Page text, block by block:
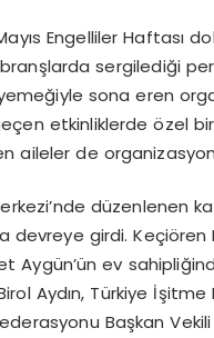
Engelliler Haftası
sergilediği
sona eren
etkinliklerde özel
aileler de
düzenlenen
devreye girdi. Keçiören
Aygün’ün ev
Aydın, Türkiye
Başkan Vekili